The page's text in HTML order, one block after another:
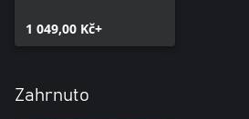
1 049,00 Kč+
Zahrnuto